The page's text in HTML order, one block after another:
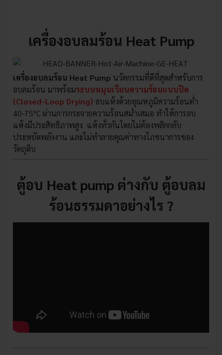
เครื่องอบลมร้อน Heat Pump
เครื่องอบลมร้อน Heat Pump นวัตกรรมที่ดีที่สุดสำหรับการ
อบลมร้อน มาพร้อมระบบหมุนเวียนความร้อนแบบปิด
(Closed-Loop Drying) อบแห้งด้วยอุณหภูมิความร้อนต่ำ
40-75°C ผ่านการกระจายความร้อนสม่ำเสมอ ทำให้การอบ
แห้งมีประสิทธิภาพสูง แห้งทั่วกันโดยไม่ต้องพลิกกลับ
ประหยัดพลังงาน และไม่ทำลายคุณค่าทางโภชนาการของ
วัตถุดิบ
ตู้อบ Heat pump ต่างกับ ตู้อบลม
ร้อนธรรมดาอย่างไร ?